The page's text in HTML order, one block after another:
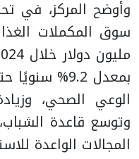
وأوضح المركز، في
الوعي الصحي،
وتوسع قاعدة
المجالات الواعدة